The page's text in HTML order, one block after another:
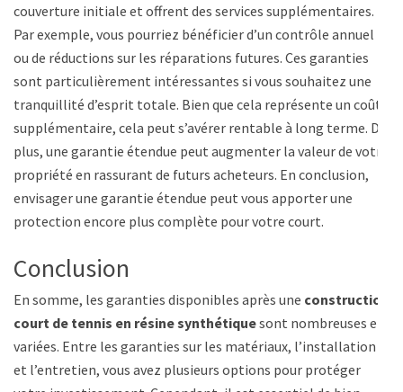
couverture initiale et offrent des services supplémentaires.
Par exemple, vous pourriez bénéficier d’un contrôle annuel
ou de réductions sur les réparations futures. Ces garanties
sont particulièrement intéressantes si vous souhaitez une
tranquillité d’esprit totale. Bien que cela représente un coût
supplémentaire, cela peut s’avérer rentable à long terme. De
plus, une garantie étendue peut augmenter la valeur de votre
propriété en rassurant de futurs acheteurs. En conclusion,
envisager une garantie étendue peut vous apporter une
protection encore plus complète pour votre court.
Conclusion
En somme, les garanties disponibles après une construction
court de tennis en résine synthétiquesont nombreuses et
variées. Entre les garanties sur les matériaux, l’installation
et l’entretien, vous avez plusieurs options pour protéger